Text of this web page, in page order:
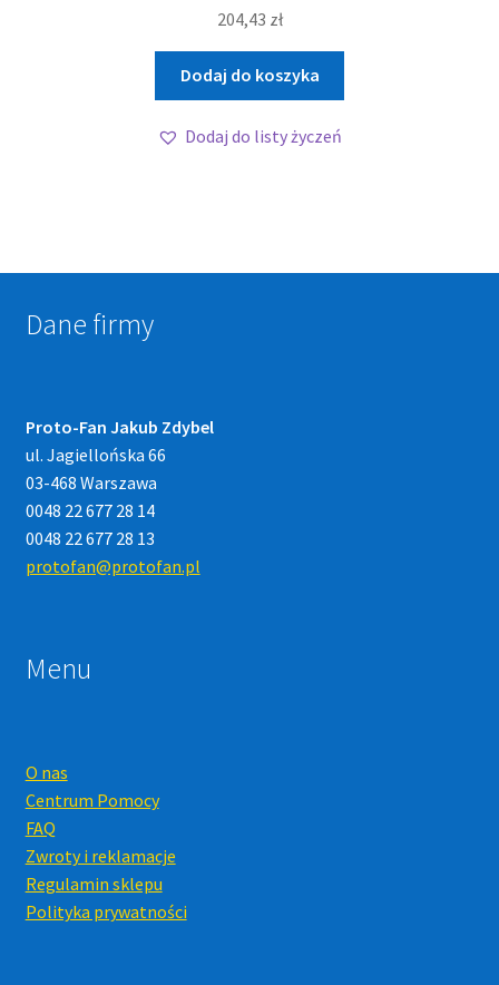
204,43 zł
Dodaj do koszyka
Dodaj do listy życzeń
Dane firmy
Proto-Fan Jakub Zdybel
ul. Jagiellońska 66
03-468 Warszawa
0048 22 677 28 14
0048 22 677 28 13
protofan@protofan.pl
Menu
O nas
Centrum Pomocy
FAQ
Zwroty i reklamacje
Regulamin sklepu
Polityka prywatności